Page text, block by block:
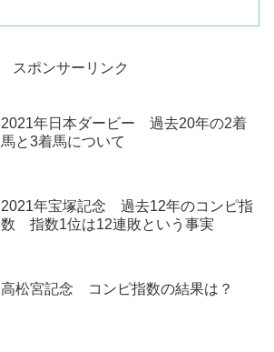
スポンサーリンク
2021年日本ダービー 過去20年の2着
馬と3着馬について
2021年宝塚記念 過去12年のコンピ指
数 指数1位は12連敗という事実
高松宮記念 コンピ指数の結果は？